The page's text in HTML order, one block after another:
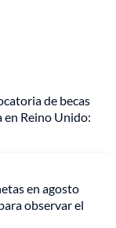
de becas
en Reino Unido:
en agosto
observar el